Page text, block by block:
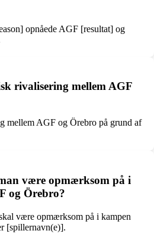
opnåede AGF [resultat] og
rivalisering mellem AGF
mellem AGF og Örebro på grund af
være opmærksom på i
og Örebro?
være opmærksom på i kampen
[spillernavn(e)].